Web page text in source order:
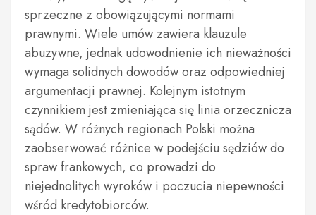
sprzeczne z obowiązującymi normami
prawnymi. Wiele umów zawiera klauzule
abuzywne, jednak udowodnienie ich nieważności
wymaga solidnych dowodów oraz odpowiedniej
argumentacji prawnej. Kolejnym istotnym
czynnikiem jest zmieniająca się linia orzecznicza
sądów. W różnych regionach Polski można
zaobserwować różnice w podejściu sędziów do
spraw frankowych, co prowadzi do
niejednolitych wyroków i poczucia niepewności
wśród kredytobiorców.